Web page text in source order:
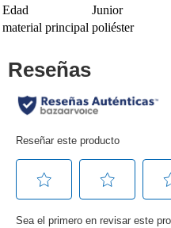
Edad
Junior
material principal poliéster